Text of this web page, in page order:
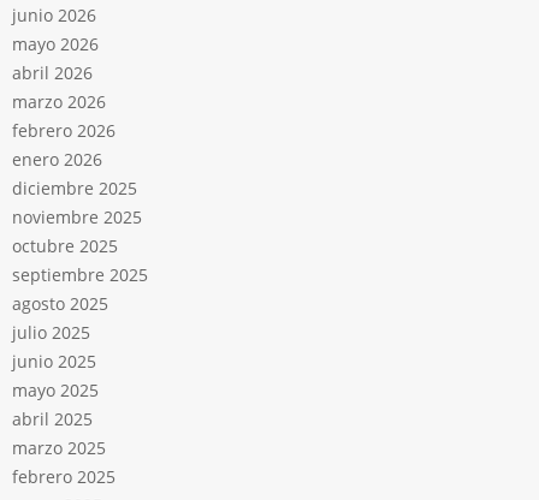
junio 2026
mayo 2026
abril 2026
marzo 2026
febrero 2026
enero 2026
diciembre 2025
noviembre 2025
octubre 2025
septiembre 2025
agosto 2025
julio 2025
junio 2025
mayo 2025
abril 2025
marzo 2025
febrero 2025